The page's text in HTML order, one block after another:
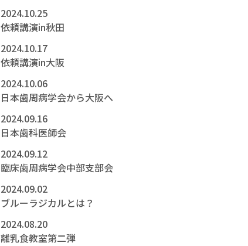
2024.10.25
依頼講演in秋田
2024.10.17
依頼講演in大阪
2024.10.06
日本歯周病学会から大阪へ
2024.09.16
日本歯科医師会
2024.09.12
臨床歯周病学会中部支部会
2024.09.02
ブルーラジカルとは？
2024.08.20
離乳食教室第二弾